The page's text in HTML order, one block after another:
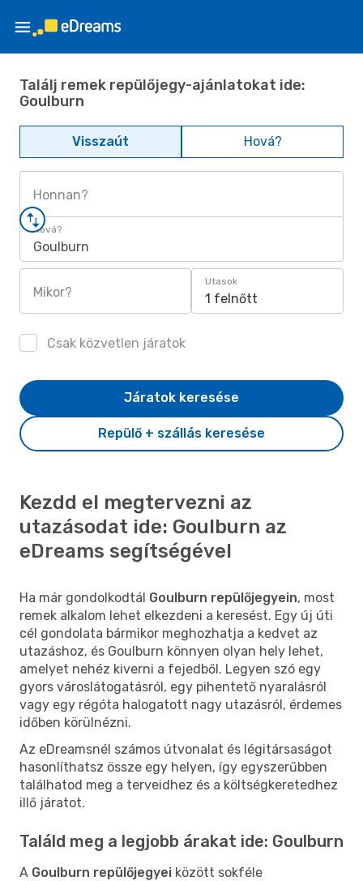
Találj remek repülőjegy-ajánlatokat ide:
Goulburn
Visszaút Hová?
Honnan?
Hová?
Goulburn
Mikor?
Utasok
1 felnőtt
Csak közvetlen járatok
Repülő + szállás keresése
Járatok keresése
Kezdd el megtervezni az
utazásodat ide: Goulburn az
eDreams segítségével
Ha már gondolkodtál Goulburn repülőjegyein, most
remek alkalom lehet elkezdeni a keresést. Egy új úti
cél gondolata bármikor meghozhatja a kedvet az
utazáshoz, és Goulburn könnyen olyan hely lehet,
amelyet nehéz kiverni a fejedből. Legyen szó egy
gyors városlátogatásról, egy pihentető nyaralásról
vagy egy régóta halogatott nagy utazásról, érdemes
időben körülnézni.
Az eDreamsnél számos útvonalat és légitársaságot
hasonlíthatsz össze egy helyen, így egyszerűbben
találhatod meg a terveidhez és a költségkeretedhez
illő járatot.
Találd meg a legjobb árakat ide: Goulburn
A Goulburn repülőjegyei között sokféle